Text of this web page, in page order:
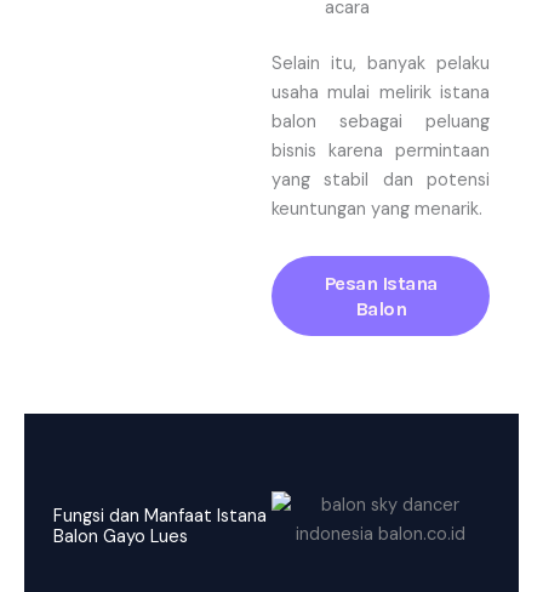
acara
Selain itu, banyak pelaku
usaha mulai melirik istana
balon sebagai peluang
bisnis karena permintaan
yang stabil dan potensi
keuntungan yang menarik.
Pesan Istana
Balon
Fungsi dan Manfaat Istana
Balon Gayo Lues